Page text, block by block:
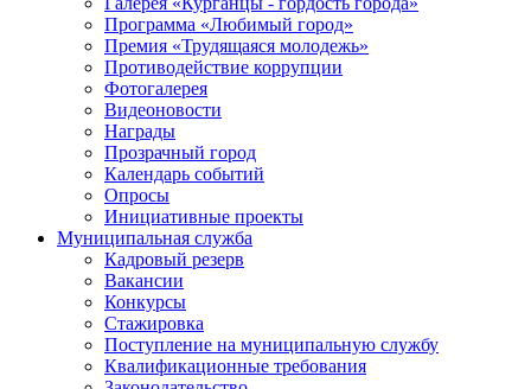
Программа «Любимый город»
Премия «Трудящаяся молодежь»
Противодействие коррупции
Фотогалерея
Видеоновости
Награды
Прозрачный город
Календарь событий
Опросы
Инициативные проекты
Муниципальная служба
Кадровый резерв
Вакансии
Конкурсы
Стажировка
Поступление на муниципальную службу
Квалификационные требования